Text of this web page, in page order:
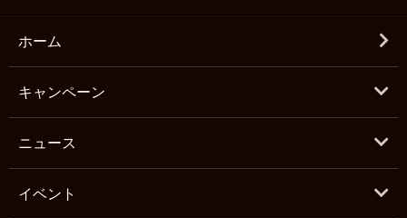
ホーム
キャンペーン
ニュース
イベント